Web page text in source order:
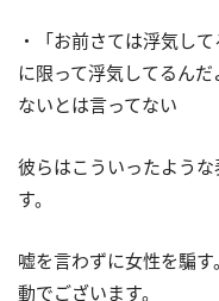
・「お前さては浮気し
に限って浮気してるん
ないとは言ってない
彼らはこういったよう
す。
嘘を言わずに女性を騙
動でございます。